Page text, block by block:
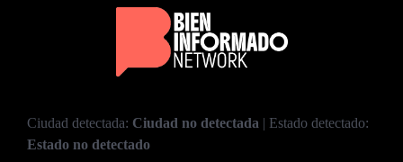
Ciudad detectada: Ciudad no detectada | Estado detectado:
Estado no detectado